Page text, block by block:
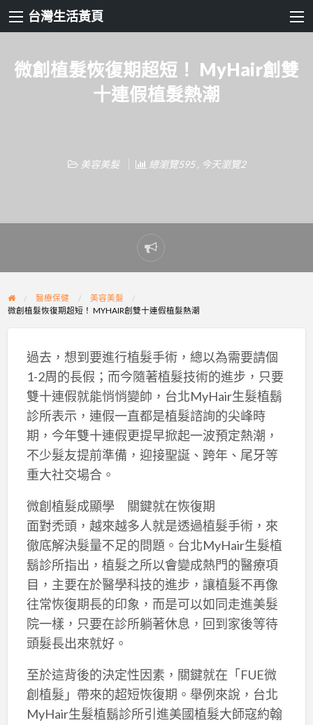
台灣生活黃頁
微創植髮恢復期超短！ MyHair創雙
十連假植髮熱潮
美容美髮 總瀏覽595 , 今天瀏覽2
Report
problem
醫療保健
美容美髮
微創植髮恢復期超短！ MYHAIR創雙十連假植髮熱潮
過去，想到要進行植髮手術，總以為需要請個
1-2周的長假；而今隨著植髮技術的進步，只要
雙十連假就能悄悄變帥，台北MyHair生髮植鬍
診所表示，連假一直都是植髮諮詢的尖峰時
期，今年雙十連假更提早掀起一波預定熱潮，
不少髮友提前準備，迎接聖誕、跨年、尾牙等
重大社交場合。
微創植髮成顯學 關鍵就在恢復期
面對禿頭，越來越多人就是透過植髮手術，來
徹底解決髮量不足的問題。台北MyHair生髮植
鬍診所指出，植髮之所以會變成熱門的醫療項
目，主要在於醫學科技的進步，讓植髮不再像
往常恢復期長的印象，而是可以如同走進美髮
院一樣，只要在診所躺著休息，回到家後等待
頭髮長出來就好。
至於這背後的決定性因素，關鍵就在「FUE微
創植髮」帶來的超短恢復期。舉例來說，台北
MyHair生髮植鬍診所引進美國植髮大師寇約翰